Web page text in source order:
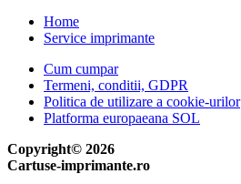
Home
Service imprimante
Cum cumpar
Termeni, conditii, GDPR
Politica de utilizare a cookie-urilor
Platforma europaeana SOL
Copyright© 2026
Cartuse-imprimante.ro